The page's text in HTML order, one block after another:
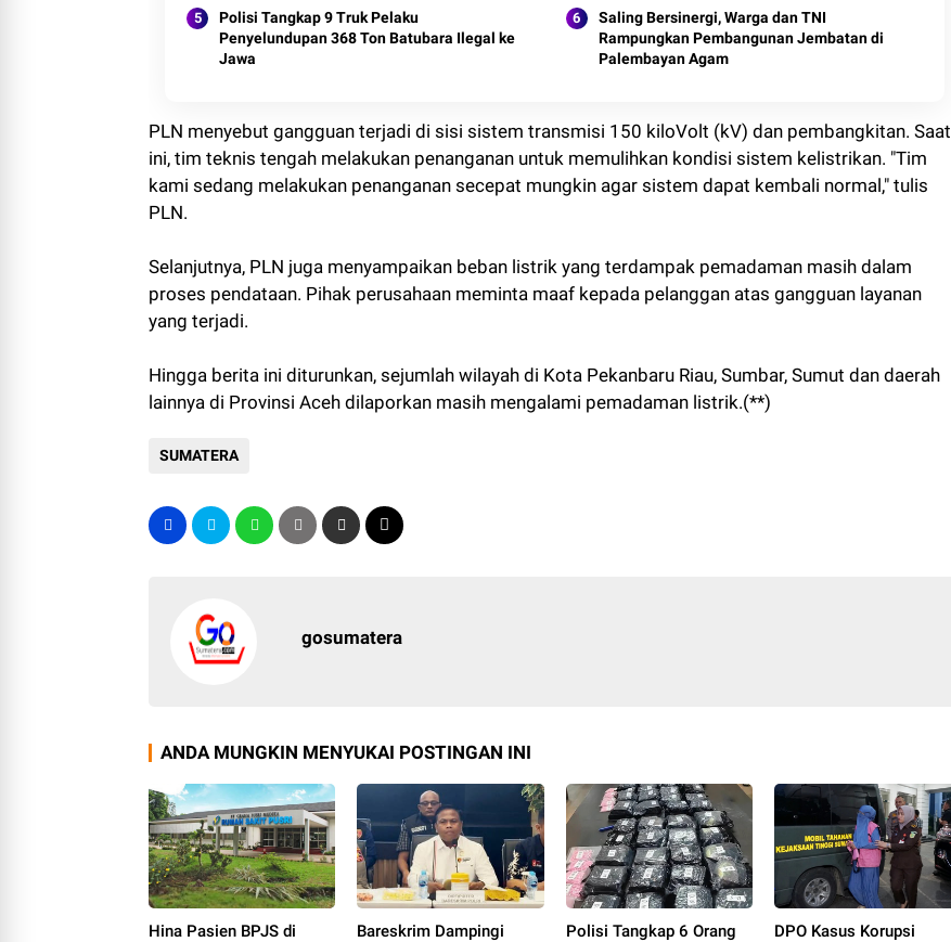
Polisi Tangkap 9 Truk Pelaku
Penyelundupan 368 Ton Batubara Ilegal ke
Jawa
Saling Bersinergi, Warga dan TNI
Rampungkan Pembangunan Jembatan di
Palembayan Agam
PLN menyebut gangguan terjadi di sisi sistem transmisi 150 kiloVolt (kV) dan pembangkitan. Saat
ini, tim teknis tengah melakukan penanganan untuk memulihkan kondisi sistem kelistrikan. "Tim
kami sedang melakukan penanganan secepat mungkin agar sistem dapat kembali normal," tulis
PLN.
Selanjutnya, PLN juga menyampaikan beban listrik yang terdampak pemadaman masih dalam
proses pendataan. Pihak perusahaan meminta maaf kepada pelanggan atas gangguan layanan
yang terjadi.
Hingga berita ini diturunkan, sejumlah wilayah di Kota Pekanbaru Riau, Sumbar, Sumut dan daerah
lainnya di Provinsi Aceh dilaporkan masih mengalami pemadaman listrik.(**)
SUMATERA
gosumatera
ANDA MUNGKIN MENYUKAI POSTINGAN INI
Hina Pasien BPJS di
Bareskrim Dampingi
Polisi Tangkap 6 Orang
DPO Kasus Korupsi